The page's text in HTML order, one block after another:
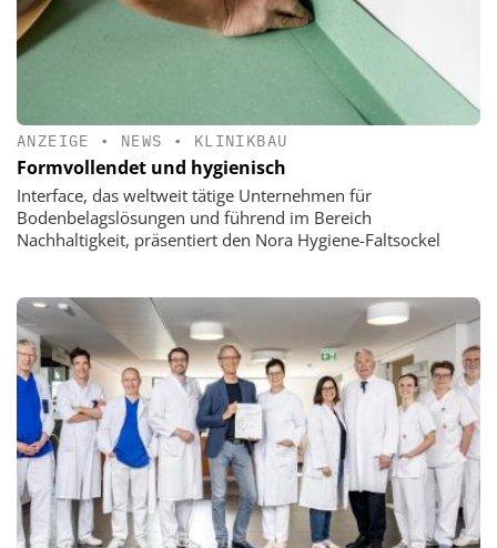
ANZEIGE • NEWS • KLINIKBAU
Formvollendet und hygienisch
Interface, das weltweit tätige Unternehmen für
Bodenbelagslösungen und führend im Bereich
Nachhaltigkeit, präsentiert den Nora Hygiene-Faltsockel